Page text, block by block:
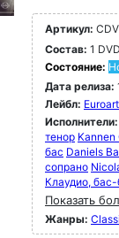
Артикул:
Состав: 1 DVD
Состояние:
Дата релиза:
Лейбл:
Исполнители:
тенор Kannen
бас Daniels
сопрано
Клаудио, бас-
Показать
Жанры: